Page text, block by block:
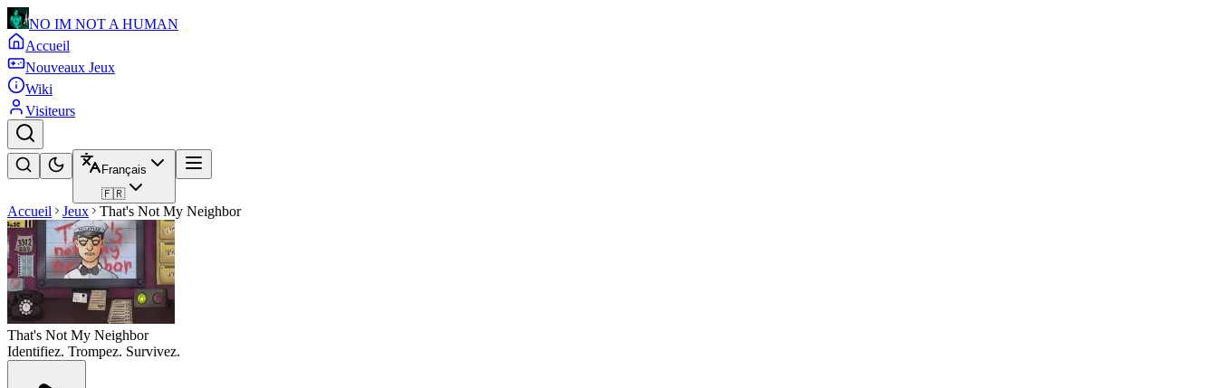
NO IM NOT A HUMAN
Accueil
Nouveaux Jeux
Wiki
Visiteurs
Français
🇫🇷
Accueil Jeux That's Not My Neighbor
That's Not My Neighbor
Identifiez. Trompez. Survivez.